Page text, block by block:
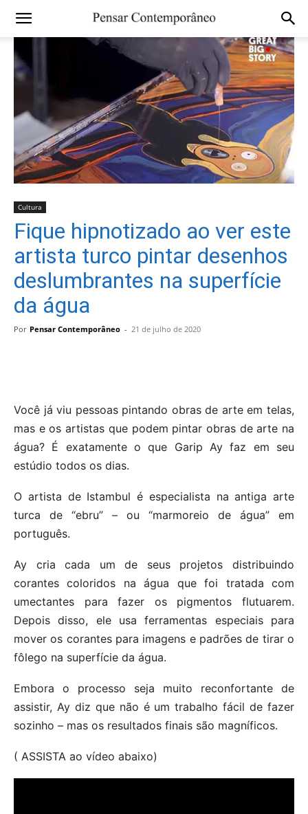
Cultura
Fique hipnotizado ao ver este
artista turco pintar desenhos
deslumbrantes na superfície
da água
Por Pensar Contemporâneo - 21 de julho de 2020
Você já viu pessoas pintando obras de arte em telas,
mas e os artistas que podem pintar obras de arte na
água? É exatamente o que Garip Ay faz em seu
estúdio todos os dias.
O artista de Istambul é especialista na antiga arte
turca de “ebru” – ou “marmoreio de água” em
português.
Ay cria cada um de seus projetos distribuindo
corantes coloridos na água que foi tratada com
umectantes para fazer os pigmentos flutuarem.
Depois disso, ele usa ferramentas especiais para
mover os corantes para imagens e padrões de tirar o
fôlego na superfície da água.
Embora o processo seja muito reconfortante de
assistir, Ay diz que não é um trabalho fácil de fazer
sozinho – mas os resultados finais são magníficos.
( ASSISTA ao vídeo abaixo)